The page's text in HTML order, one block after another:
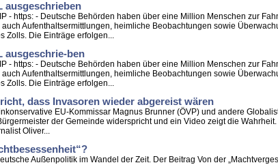
ausgeschrieben
- https: - Deutsche Behörden haben über eine Million Menschen zur
Aufenthaltsermittlungen, heimliche Beobachtungen sowie
Zolls. Die Einträge erfolgen...
ausgeschrie-ben
- https: - Deutsche Behörden haben über eine Million Menschen zur
Aufenthaltsermittlungen, heimliche Beobachtungen sowie
Zolls. Die Einträge erfolgen...
dass Invasoren wieder abgereist wären
EU-Kommissar Magnus Brunner (ÖVP) und andere
der Gemeinde widerspricht und ein Video zeigt die
Oliver...
Außenpolitik im Wandel der Zeit. Der Beitrag Von der